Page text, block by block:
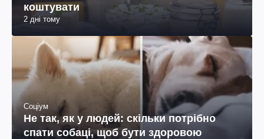
коштувати
2 дні тому
Соціум
Не так, як у людей: скільки потрібно
спати собаці, щоб бути здоровою